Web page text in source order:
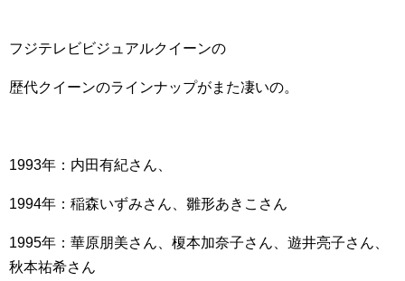
フジテレビビジュアルクイーンの
歴代クイーンのラインナップがまた凄いの。
1993年：内田有紀さん、
1994年：稲森いずみさん、雛形あきこさん
1995年：華原朋美さん、榎本加奈子さん、遊井亮子さん、
秋本祐希さん